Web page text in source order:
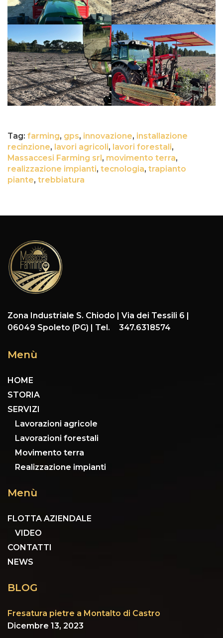
Tag: farming, gps, innovazione, installazione
recinzione, lavori agricoli, lavori forestali,
Massaccesi Farming srl , movimento terra,
realizzazione impianti, tecnologia, trapianto
piante, trebbiatura
Zona Industriale S. Chiodo | Via dei Tessili 6 |
06049 Spoleto (PG) | Tel. 347.6318574
Menù
HOME
STORIA
SERVIZI
Lavorazioni agricole
Lavorazioni forestali
Movimento terra
Realizzazione impianti
Menù
FLOTTA AZIENDALE
VIDEO
CONTATTI
NEWS
BLOG
Fresatura pietre a Montalto di Castro
Dicembre 13, 2023